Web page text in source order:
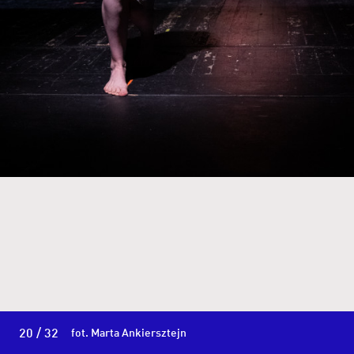
20 / 32 fot. Marta Ankiersztejn